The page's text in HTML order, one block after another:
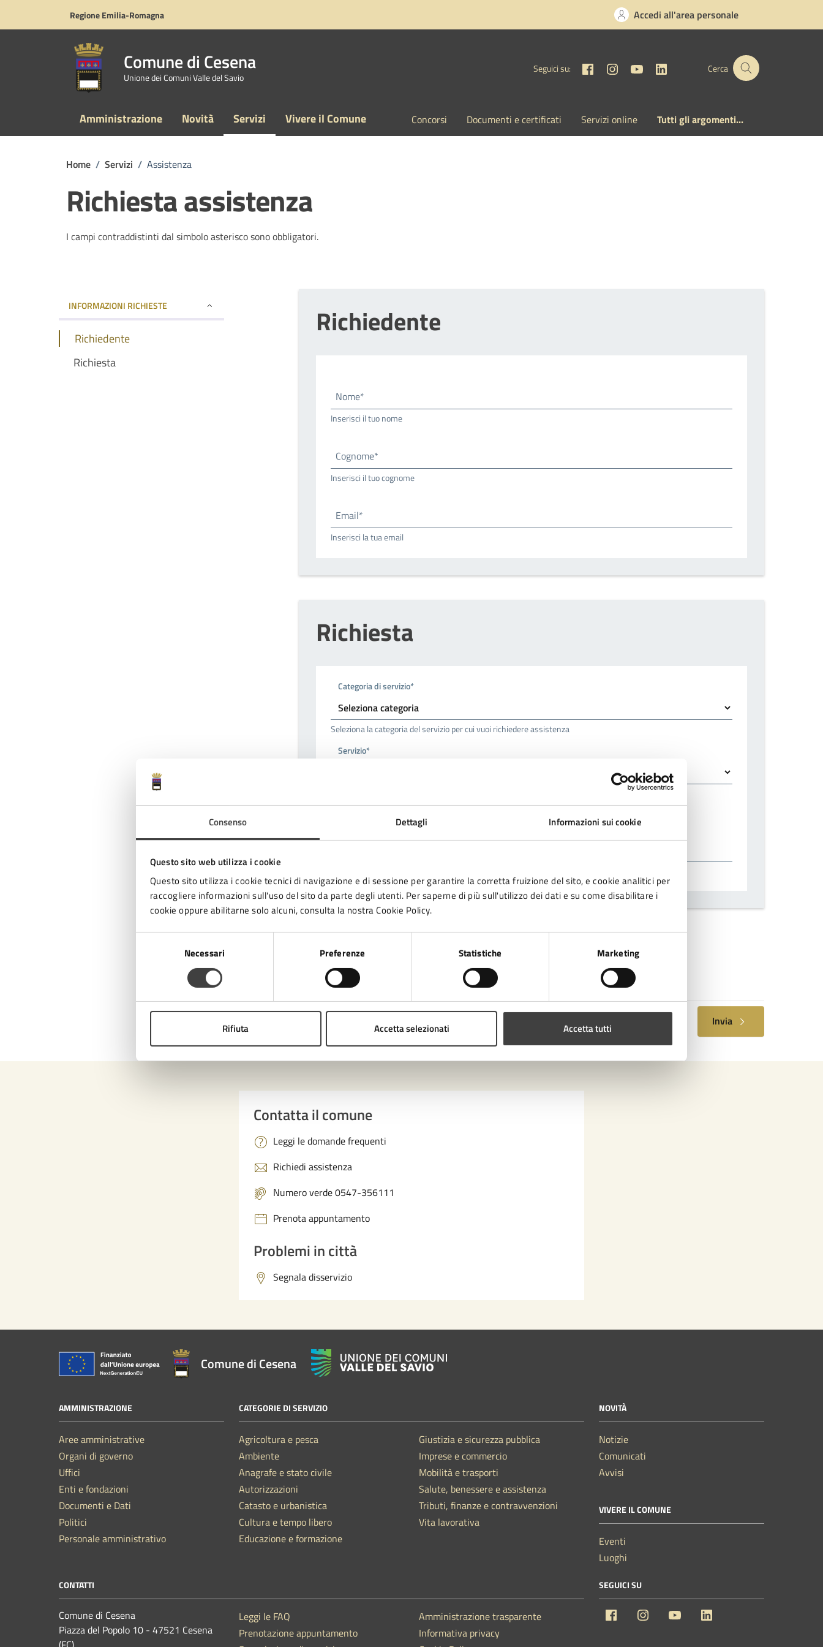
Consenso Dettagli Informazioni sui cookie
Questo sito web utilizza i cookie
Questo sito utilizza i cookie tecnici di navigazione e di sessione per garantire la corretta fruizione del sito, e cookie analitici per
raccogliere informazioni sull'uso del sito da parte degli utenti. Per saperne di più sull'utilizzo dei dati e su come disabilitare i
cookie oppure abilitarne solo alcuni, consulta la nostra Cookie Policy.
Necessari Preferenze Statistiche Marketing
Rifiuta Accetta selezionati Accetta tutti
Regione Emilia-Romagna Accedi all'area personale
Comune di Cesena
Unione dei Comuni Valle del Savio
Seguici su: FacebookInstagram
YouTubeLinkedinCerca
Amministrazione Novità Servizi Vivere il Comune Concorsi Documenti e certificati Servizi online Tutti gli argomenti...
Home / Servizi / Assistenza
Richiesta assistenza
I campi contraddistinti dal simbolo asterisco sono obbligatori.
INFORMAZIONI RICHIESTE
Richiedente
Richiesta
Richiedente
Nome*
Inserisci il tuo nome
Cognome*
Inserisci il tuo cognome
Email*
Inserisci la tua email
Richiesta
Categoria di servizio*
Seleziona la categoria del servizio per cui vuoi richiedere assistenza
Servizio*
Ho letto e compreso l’informativa sulla privacy *
Invia
Contatta il comune
Leggi le domande frequenti
Richiedi assistenza
Numero verde 0547-356111
Prenota appuntamento
Problemi in città
Segnala disservizio
Comune di Cesena
AMMINISTRAZIONE
Aree amministrative
Organi di governo
Uffici
Enti e fondazioni
Documenti e Dati
Politici
Personale amministrativo
CATEGORIE DI SERVIZIO
Agricoltura e pesca
Ambiente
Anagrafe e stato civile
Autorizzazioni
Catasto e urbanistica
Cultura e tempo libero
Educazione e formazione
Giustizia e sicurezza pubblica
Imprese e commercio
Mobilità e trasporti
Salute, benessere e assistenza
Tributi, finanze e contravvenzioni
Vita lavorativa
NOVITÀ
Notizie
Comunicati
Avvisi
VIVERE IL COMUNE
Eventi
Luoghi
CONTATTI
Comune di Cesena
Piazza del Popolo 10 - 47521 Cesena
Leggi le FAQ
Prenotazione appuntamento
Amministrazione trasparente
Informativa privacy
SEGUICI SU
Facebook Instagram YouTube